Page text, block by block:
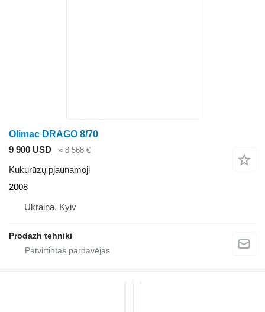
Olimac DRAGO 8/70
9 900 USD
≈ 8 568 €
Kukurūzų pjaunamoji
2008
Ukraina, Kyiv
Prodazh tehniki